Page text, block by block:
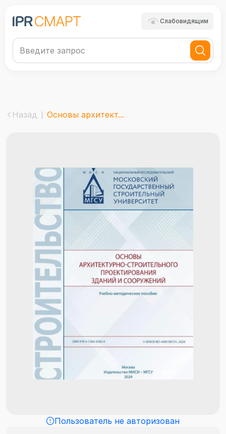
Слабовидящим
Назад Основы архитект...
Пользователь не авторизован